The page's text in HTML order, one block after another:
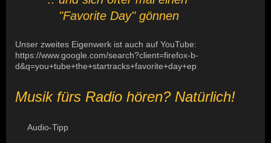
"Favorite Day" gönnen
Unser zweites Eigenwerk ist auch auf YouTube:
https://www.google.com/search?client=firefox-b-
d&q=you+tube+the+startracks+favorite+day+ep
Musik fürs Radio hören? Natürlich!
Audio-Tipp